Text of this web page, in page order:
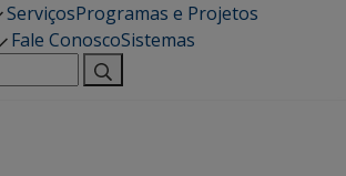
ServiçosProgramas e Projetos
Fale ConoscoSistemas